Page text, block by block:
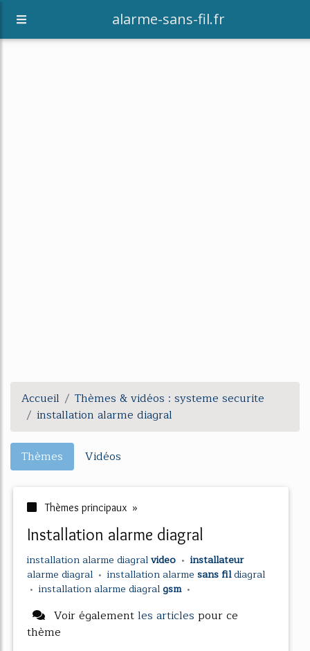
alarme-sans-fil.fr
Accueil
Thèmes & vidéos : systeme securite
installation alarme diagral
Thèmes Vidéos
Thèmes principaux »
installation alarme diagral
installation alarme diagralvideo • installateur
alarme diagral • installation alarme sans fildiagral
• installation alarme diagralgsm •
Voir égalementles articles pour ce
thème